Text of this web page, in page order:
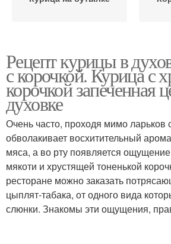
Корочка в рукаве
Вкусная курица
Курица на сковороде
Рецепт курицы в
с корочкой. Курица с
корочкой запеченная
духовке
Очень часто, проходя мимо ларьков
обволакивает восхитительный
мяса, а во рту появляется
мякоти и хрустящей тоненькой
ресторане можно заказать
цыплят-табака, от одного вида
слюнки. Знакомы эти ощущения,